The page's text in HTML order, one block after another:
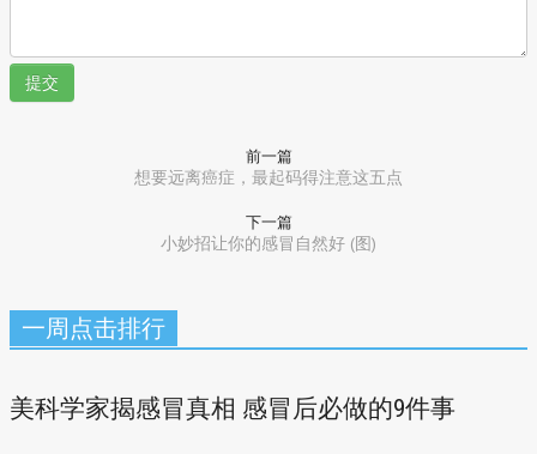
提交
前一篇
想要远离癌症，最起码得注意这五点
下一篇
小妙招让你的感冒自然好 (图)
一周点击排行
美科学家揭感冒真相 感冒后必做的9件事